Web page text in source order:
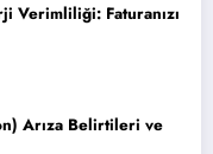
Verimliliği: Faturanızı
Arıza Belirtileri ve